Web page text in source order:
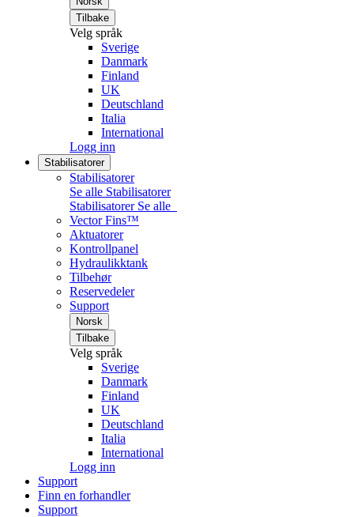
Tilbake
Velg språk
Sverige
Danmark
Finland
UK
Deutschland
Italia
International
Logg inn
Stabilisatorer
Stabilisatorer
Se alle Stabilisatorer
Stabilisatorer Se alle
Vector Fins™
Aktuatorer
Kontrollpanel
Hydraulikktank
Tilbehør
Reservedeler
Support
Norsk
Tilbake
Velg språk
Sverige
Danmark
Finland
UK
Deutschland
Italia
International
Logg inn
Support
Finn en forhandler
Support